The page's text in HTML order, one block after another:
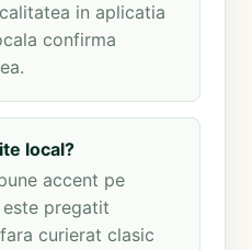
in aplicatia
confirma
local?
accent pe
pregatit
curierat clasic